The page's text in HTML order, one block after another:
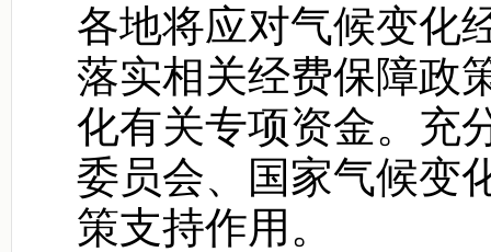
各地将应对气候变化
落实相关经费保障政
化有关专项资金。充
委员会、国家气候变
策支持作用。